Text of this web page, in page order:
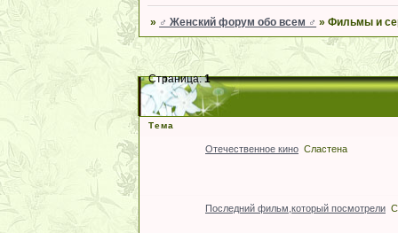
» ♂ Женский форум обо всем ♂ »Фильмы и
Страница:1
Тема
Отечественное кино Сластена
Последний фильм,который посмотрели